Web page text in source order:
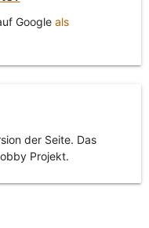
Google als
der Seite. Das
Projekt.